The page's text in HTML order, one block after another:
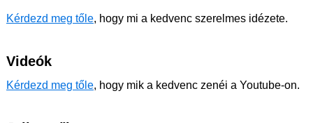
Kérdezd meg tőle, hogy mi a kedvenc szerelmes idézete.
Videók
Kérdezd meg tőle, hogy mik a kedvenc zenéi a Youtube-on.